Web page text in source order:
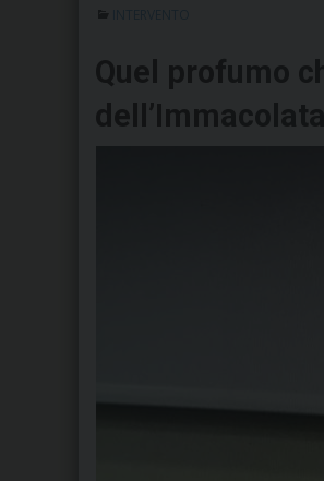
Quel profumo
dell’Immacolata